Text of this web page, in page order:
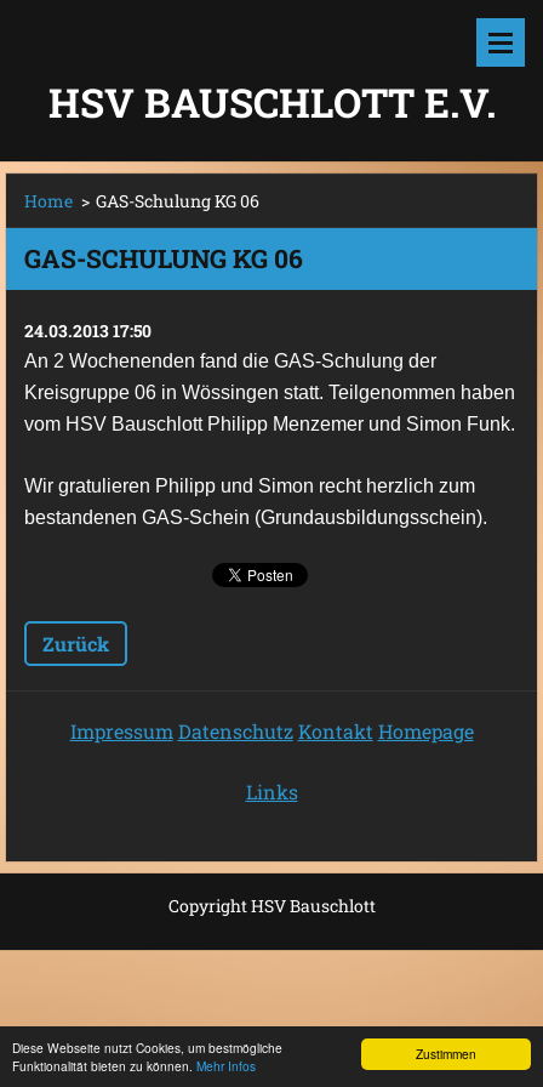
Zustimmen
Diese Webseite nutzt Cookies, um bestmögliche
Funktionalität bieten zu können. Mehr Infos
HSV BAUSCHLOTT E.V.
Home > GAS-Schulung KG 06
GAS-SCHULUNG KG 06
24.03.2013 17:50
An 2 Wochenenden fand die GAS-Schulung der
Kreisgruppe 06 in Wössingen statt. Teilgenommen haben
vom HSV Bauschlott Philipp Menzemer und Simon Funk.
Wir gratulieren Philipp und Simon recht herzlich zum
bestandenen GAS-Schein (Grundausbildungsschein).
Zurück
Impressum Datenschutz Kontakt Homepage
Links
Copyright HSV Bauschlott